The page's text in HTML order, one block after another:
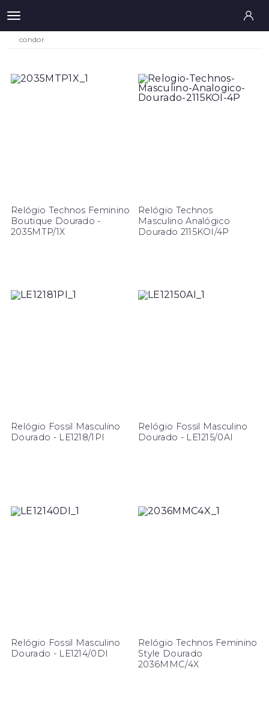
condor
Relógio Technos Feminino
Boutique Dourado -
2035MTP/1X
Relógio Technos
Masculino Analógico
Dourado 2115KOI/4P
Relógio Fossil Masculino
Dourado - LE1218/1PI
Relógio Fossil Masculino
Dourado - LE1215/0AI
Relógio Fossil Masculino
Dourado - LE1214/0DI
Relógio Technos Feminino
Style Dourado
2036MMC/4X